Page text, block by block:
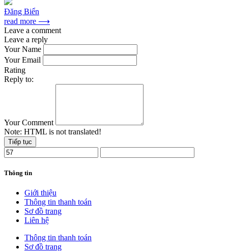
Đăng Biển
read more ⟶
Leave a comment
Leave a reply
Your Name
Your Email
Rating
Reply to:
Your Comment
Note: HTML is not translated!
Tiếp tục
Thông tin
Giới thiệu
Thông tin thanh toán
Sơ đồ trang
Liên hệ
Thông tin thanh toán
Sơ đồ trang